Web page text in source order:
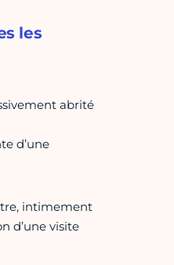
les
abrité
d’une
intimement
d’une visite